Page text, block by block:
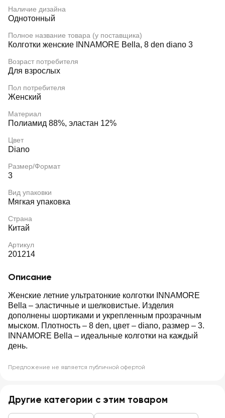
Наличие дизайна
Однотонный
Полное название товара (у поставщика)
Колготки женские INNAMORE Bella, 8 den diano 3
Возраст потребителя
Для взрослых
Пол потребителя
Женский
Материал
Полиамид 88%, эластан 12%
Цвет
Diano
Размер/Формат
3
Вид упаковки
Мягкая упаковка
Страна
Китай
Артикул
201214
Описание
Женские летние ультратонкие колготки INNAMORE
Bella – эластичные и шелковистые. Изделия
дополнены шортиками и укрепленным прозрачным
мыском. Плотность – 8 den, цвет – diano, размер – 3.
INNAMORE Bella – идеальные колготки на каждый
день.
Предложение не является публичной офертой
Другие категории с этим товаром